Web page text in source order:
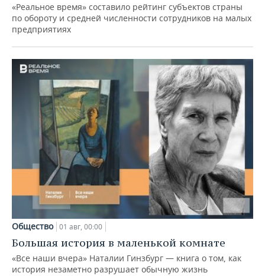
«Реальное время» составило рейтинг субъектов страны
по обороту и средней численности сотрудников на малых
предприятиях
Общество 01 авг, 00:00
Большая история в маленькой комнате
«Все наши вчера» Наталии Гинзбург — книга о том, как
история незаметно разрушает обычную жизнь